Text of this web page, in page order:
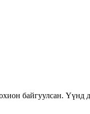
байгуулсан.